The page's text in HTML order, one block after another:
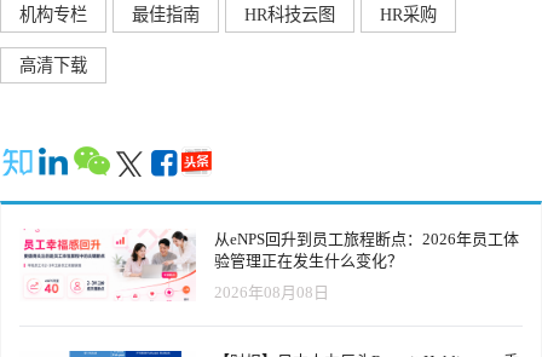
机构专栏 最佳指南 HR科技云图 HR采购
高清下载
从eNPS回升到员工旅程断点：2026年员工体
验管理正在发生什么变化？
2026年08月08日